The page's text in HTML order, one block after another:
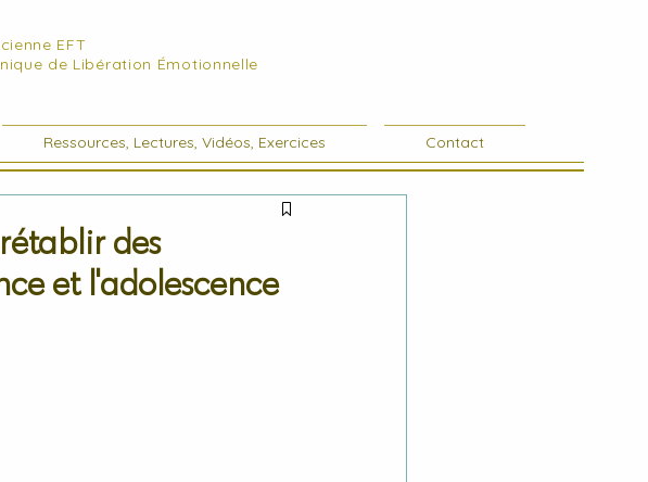
EFT
de Libération Émotionnelle
Ressources, Lectures, Vidéos, Exercices Contact
des
et l'adolescence